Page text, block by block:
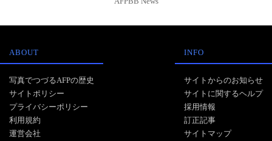
ABOUT
写真でつづるAFPの歴史
サイトポリシー
プライバシーポリシー
利用規約
運営会社
INFO
サイトからのお知らせ
サイトに関するヘルプ
採用情報
訂正記事
サイトマップ